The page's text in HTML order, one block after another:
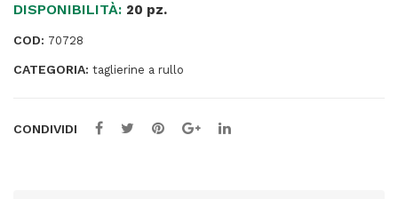
Titanium
DISPONIBILITÀ: 20 pz.
COD: 70728
CATEGORIA: taglierine a rullo
CONDIVIDI